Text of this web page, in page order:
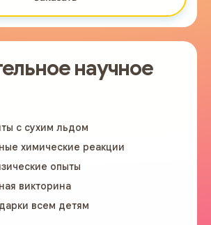
научное
с сухим льдом
химические реакции
опыты
викторина
всем детям